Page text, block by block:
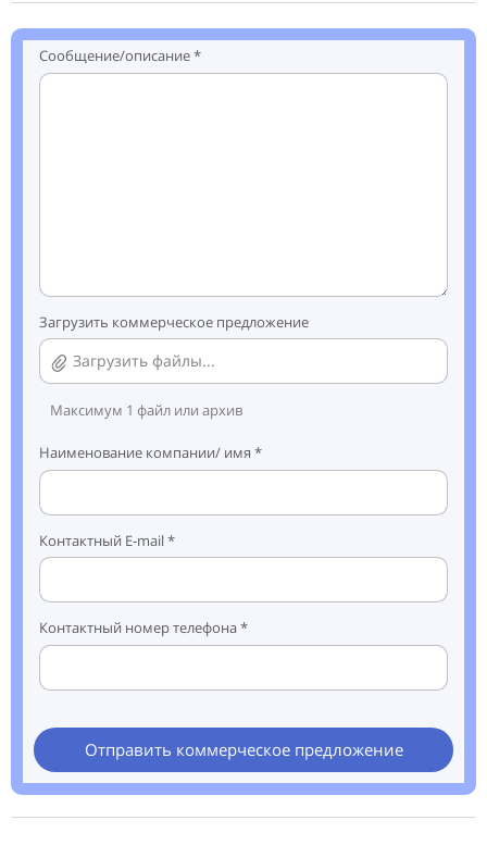
Сообщение/описание *
Загрузить коммерческое предложение
Загрузить файлы...
Максимум 1 файл или архив
Наименование компании/ имя *
Контактный E-mail *
Контактный номер телефона *
Отправить коммерческое предложение